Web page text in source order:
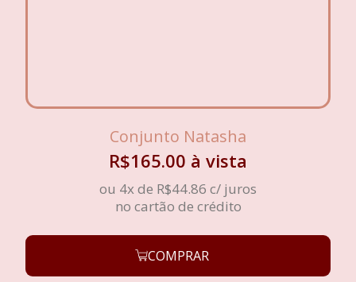
Conjunto Natasha
R$165.00 à vista
ou 4x de R$44.86 c/ juros
no cartão de crédito
COMPRAR